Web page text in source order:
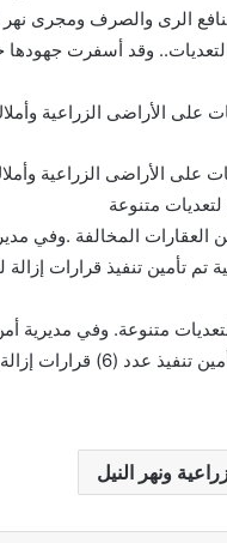
الرى والصرف ومجرى
العقارات المخالفة .وفي
تم تأمين تنفيذ قرارات
متنوعة. وفي مديرية
لتعديات متنوعة.
ونهر النيل